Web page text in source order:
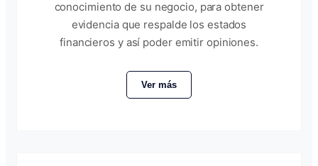
conocimiento de su negocio, para obtener
evidencia que respalde los estados
financieros y así poder emitir opiniones.
Ver más